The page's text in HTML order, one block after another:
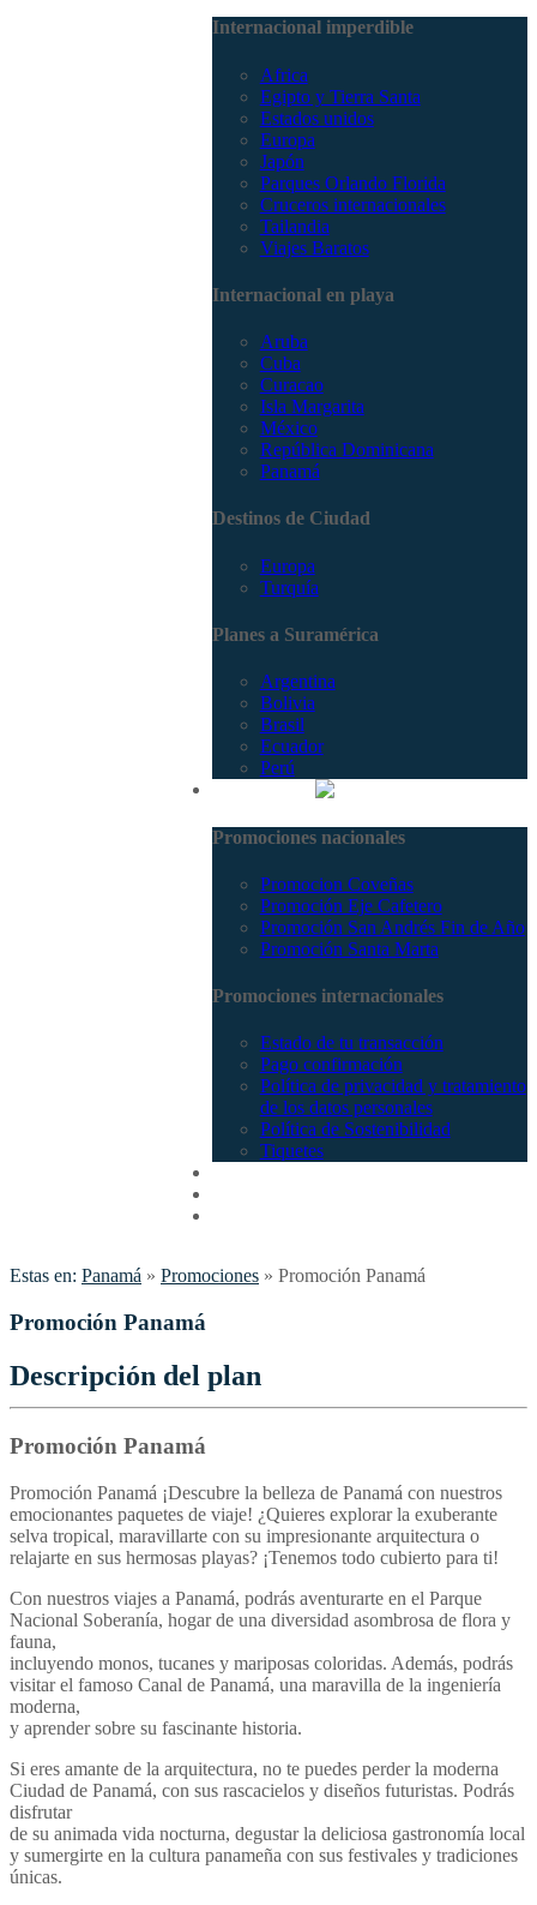
Internacional imperdible
Africa
Egipto y Tierra Santa
Estados unidos
Europa
Japón
Parques Orlando Florida
Cruceros internacionales
Tailandia
Viajes Baratos
Internacional en playa
Aruba
Cuba
Curacao
Isla Margarita
México
República Dominicana
Panamá
Destinos de Ciudad
Europa
Turquía
Planes a Suramérica
Argentina
Bolivia
Brasil
Ecuador
Perú
Promociones nacionales
Promocion Coveñas
Promoción Eje Cafetero
Promoción San Andrés Fin de Año
Promoción Santa Marta
Promociones internacionales
Estado de tu transacción
Pago confirmación
Política de privacidad y tratamiento
de los datos personales
Política de Sostenibilidad
Tiquetes
Estas en: Panamá » Promociones » Promoción Panamá
Promoción Panamá
Descripción del plan
Promoción Panamá
Promoción Panamá ¡Descubre la belleza de Panamá con nuestros
emocionantes paquetes de viaje! ¿Quieres explorar la exuberante
selva tropical, maravillarte con su impresionante arquitectura o
relajarte en sus hermosas playas? ¡Tenemos todo cubierto para ti!
Con nuestros viajes a Panamá, podrás aventurarte en el Parque
Nacional Soberanía, hogar de una diversidad asombrosa de flora y
fauna,
incluyendo monos, tucanes y mariposas coloridas. Además, podrás
visitar el famoso Canal de Panamá, una maravilla de la ingeniería
moderna,
y aprender sobre su fascinante historia.
Si eres amante de la arquitectura, no te puedes perder la moderna
Ciudad de Panamá, con sus rascacielos y diseños futuristas. Podrás
disfrutar
de su animada vida nocturna, degustar la deliciosa gastronomía local
y sumergirte en la cultura panameña con sus festivales y tradiciones
únicas.